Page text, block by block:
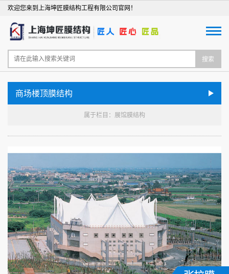
欢迎您来到上海坤匠膜结构工程有限公司官网！
搜索
商场楼顶膜结构
属于栏目：展馆膜结构